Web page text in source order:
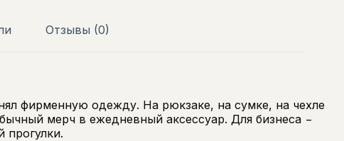
Отзывы (0)
фирменную одежду. На рюкзаке, на сумке, на чехле
мерч в ежедневный аксессуар. Для бизнеса −
прогулки.